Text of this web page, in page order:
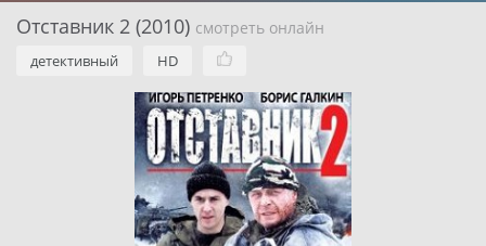
Отставник 2 (2010) смотреть онлайн
детективный HD